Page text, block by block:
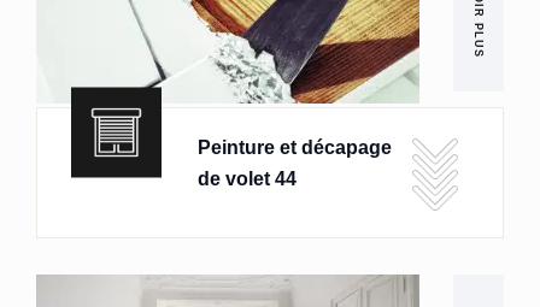
Peinture et décapage
de volet 44